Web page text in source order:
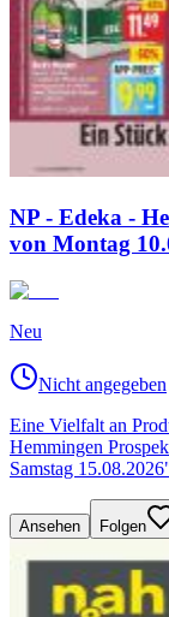
NP - Edeka -
von Montag
Neu
Nicht angegeben
Eine Vielfalt an
Hemmingen
Samstag
Ansehen Folgen